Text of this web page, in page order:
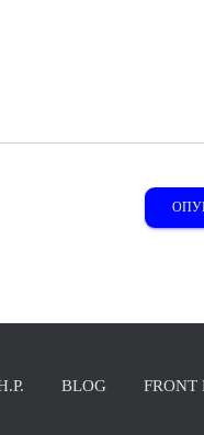
BLOG FRONT